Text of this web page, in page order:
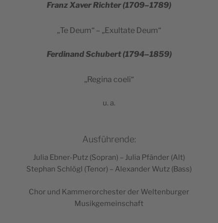
Franz Xaver Rich­ter (1709–1789)
„Te Deum“ – „Exul­ta­te Deum“
Fer­di­nand Schu­bert (1794–1859)
„Regi­na coeli“
u. a.
Ausführende:
Julia Ebner-Putz (Sopran) – Julia Pfän­der (Alt)
Ste­phan Schlögl (Tenor) – Alex­an­der Wutz (Bass)
Chor und Kam­mer­or­ches­ter der Wel­ten­bur­ger
Musikgemeinschaft